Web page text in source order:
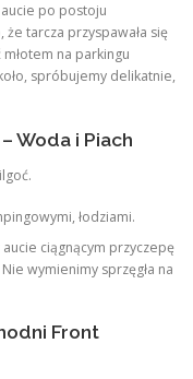
po postoju
że tarcza przyspawała się
na parkingu
spróbujemy delikatnie,
Woda i Piach
łodziami.
ciągnącym przyczepę
wymienimy sprzęgła na
Front